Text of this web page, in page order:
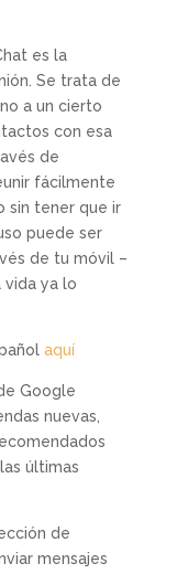
es la
Se trata de
a un cierto
con esa
de
fácilmente
sin tener que ir
puede ser
de tu móvil –
vida ya lo
aquí
Google
nuevas,
últimas
de
mensajes